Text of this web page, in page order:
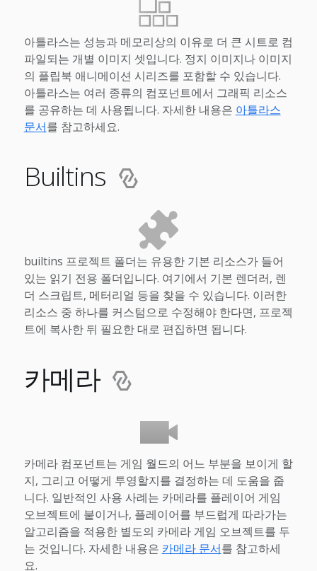
아틀라스는 성능과 메모리상의 이유로 더 큰 시트로 컴
파일되는 개별 이미지 셋입니다. 정지 이미지나 이미지
의 플립북 애니메이션 시리즈를 포함할 수 있습니다.
아틀라스는 여러 종류의 컴포넌트에서 그래픽 리소스
를 공유하는 데 사용됩니다. 자세한 내용은 아틀라스
문서를 참고하세요.
Builtins
builtins 프로젝트 폴더는 유용한 기본 리소스가 들어
있는 읽기 전용 폴더입니다. 여기에서 기본 렌더러, 렌
더 스크립트, 메터리얼 등을 찾을 수 있습니다. 이러한
리소스 중 하나를 커스텀으로 수정해야 한다면, 프로젝
트에 복사한 뒤 필요한 대로 편집하면 됩니다.
카메라
카메라 컴포넌트는 게임 월드의 어느 부분을 보이게 할
지, 그리고 어떻게 투영할지를 결정하는 데 도움을 줍
니다. 일반적인 사용 사례는 카메라를 플레이어 게임
오브젝트에 붙이거나, 플레이어를 부드럽게 따라가는
알고리즘을 적용한 별도의 카메라 게임 오브젝트를 두
는 것입니다. 자세한 내용은 카메라 문서를 참고하세
요.